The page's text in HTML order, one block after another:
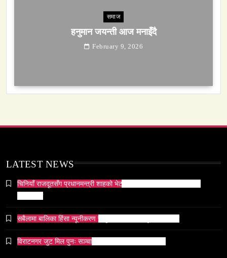
समाज
हनुमान जयन्ती आज मनाइँदै
February 9, 2026
समाज
समाज-संस्कृति
ओली र लेखक पक्राउ परेपछि गृहमन्त्रीको प्रतिक्रिया ‘यो
LATEST NEWS
चिनियाँ राजदूतसँग प्रधानमन्त्री शाहको भेटवार्ता, सम्बन्ध थप प्रगाढ बनाउने
सबैलामा बालिका हिंसा न्यूनीकरण र सुरक्षाबारे सचेतनामूलक छलफल
विराटनगर जुट मिल पुनः सञ्चालन गर्न अध्ययन कार्यदल गठन